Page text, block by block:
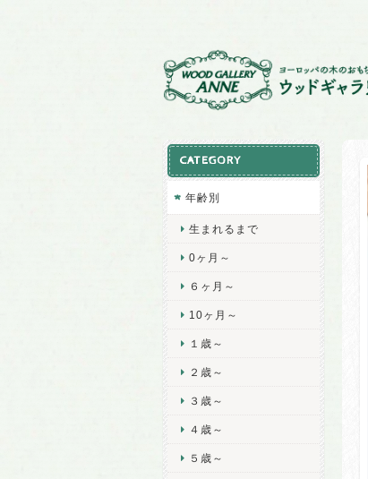
CATEGORY
年齢別
生まれるまで
0ヶ月～
６ヶ月～
10ヶ月～
１歳～
２歳～
３歳～
４歳～
５歳～